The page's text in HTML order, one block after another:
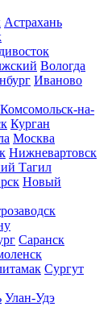
Астрахань
Вологда
Иваново
Комсомольск-на-
Курган
Москва
Нижневартовск
Тагил
Новый
Саранск
Сургут
Улан-Удэ